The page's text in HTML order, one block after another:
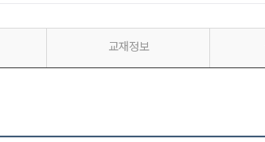
교재정보